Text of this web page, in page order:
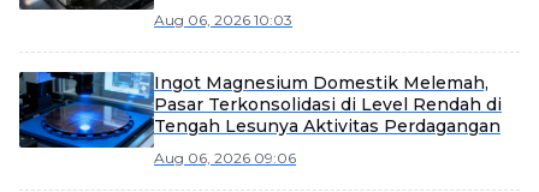
dari SMM]
Aug 06, 2026 10:03
Ingot Magnesium Domestik Melemah,
Pasar Terkonsolidasi di Level Rendah di
Tengah Lesunya Aktivitas Perdagangan
Aug 06, 2026 09:06